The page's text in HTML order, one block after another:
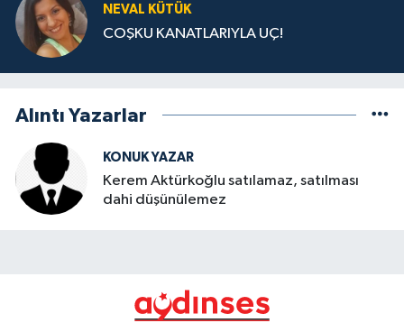
NEVAL KÜTÜK
COŞKU KANATLARIYLA UÇ!
Alıntı Yazarlar
KONUK YAZAR
Kerem Aktürkoğlu satılamaz, satılması
dahi düşünülemez